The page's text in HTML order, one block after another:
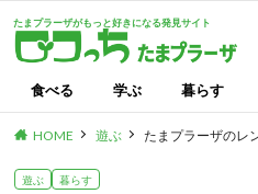
たまプラーザがもっと好きになる発見サイト
食べる 学ぶ 暮らす
HOME 遊ぶ たまプラーザのレ
遊ぶ 暮らす